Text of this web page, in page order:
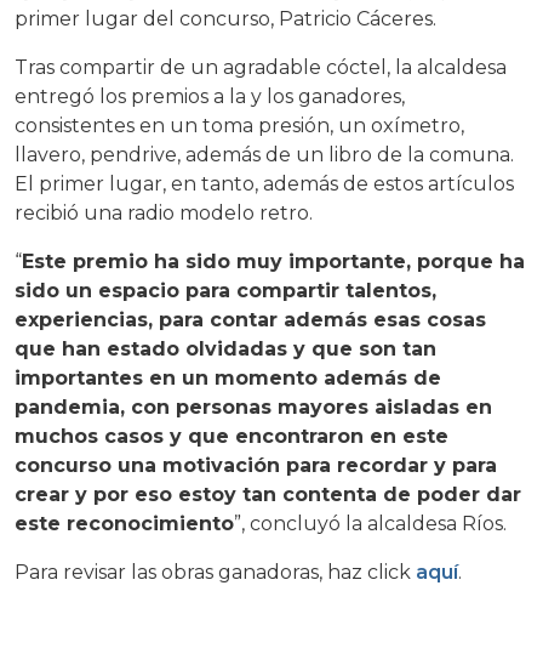
primer lugar del concurso, Patricio Cáceres.
Tras compartir de un agradable cóctel, la alcaldesa
entregó los premios a la y los ganadores,
consistentes en un toma presión, un oxímetro,
llavero, pendrive, además de un libro de la comuna.
El primer lugar, en tanto, además de estos artículos
recibió una radio modelo retro.
“Este premio ha sido muy importante, porque ha
sido un espacio para compartir talentos,
experiencias, para contar además esas cosas
que han estado olvidadas y que son tan
importantes en un momento además de
pandemia, con personas mayores aisladas en
muchos casos y que encontraron en este
concurso una motivación para recordar y para
crear y por eso estoy tan contenta de poder dar
este reconocimiento”, concluyó la alcaldesa Ríos.
Para revisar las obras ganadoras, haz click aquí.